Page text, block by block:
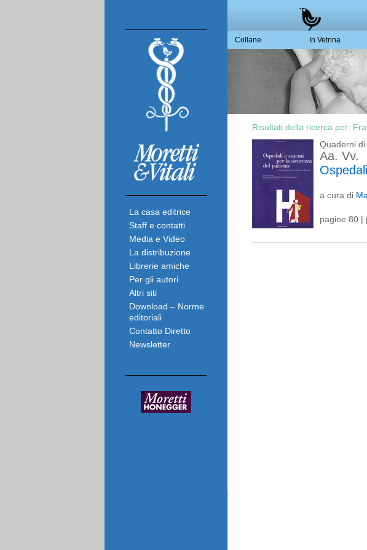
La casa editrice
Staff e contatti
Media e Video
La distribuzione
Librerie amiche
Per gli autori
Altri siti
Download – Norme
editoriali
Contatto Diretto
Newsletter
Collane In Vetrina
Risultati della ricerca per:
Quaderni
Aa. Vv.
a cura di
pagine 80 |